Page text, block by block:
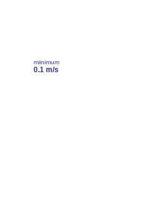
miinimum
0.1 m/s